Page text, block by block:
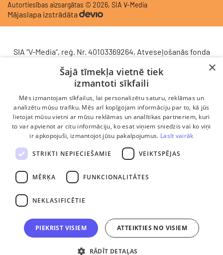
Autortiesības aizsargātas © 2026, SIA V-Media
Mājaslapa izstrādāta
SIA “V-Media”, reģ. Nr. 40103369264, Atveseļošanās fonda
komercdarbības procesu uzlabošanā - ieviesta klientu
attiecību pārvaldības sistēma (CRM). 2024. gada 16.
decembrī tika noslēgts līgums Nr. 9.2-17-L-2024/928 ar
Latvijas Investīciju un attīstības aģentūru par atbalsta
saņemšanu saskaņā ar Atveseļošanas un noturības
mehānisma plāna 2. komponenti “Digitālā transformācija”
(atbalsta pieteikuma Nr. DIGI/2024/1253). Projekta ietvaros
ieviesta klientu un darba procesu pārvaldības sistēma
Scoro, uzlabojot pārdošanas procesu, centralizējot klientu
datubāzi un darījumu plūsmu, kā arī nodrošinot pārskatāmu,
efektīvu pārdošanas nodaļas darbu un precīzāku rezultātu
×
Šajā tīmekļa vietnē tiek
izmantoti sīkfaili
Mēs izmantojam sīkfailus, lai personalizētu saturu, reklāmas un
analizētu mūsu trafiku. Mēs arī kopīgojam informāciju par to, kā jūs
lietojat mūsu vietni ar mūsu reklāmas un analītikas partneriem, kuri
to var apvienot ar citu informāciju, ko esat viņiem sniedzis vai ko viņi
ir apkopojuši, izmantojot jūsu pakalpojumus. Lasīt vairāk
STRIKTI NEPIECIEŠAMIE VEIKTSPĒJAS
MĒRĶA FUNKCIONALITĀTES
NEKLASIFICĒTIE
PIEKRIST VISIEM ATTEIKTIES NO VISIEM
RĀDĪT DETAĻAS